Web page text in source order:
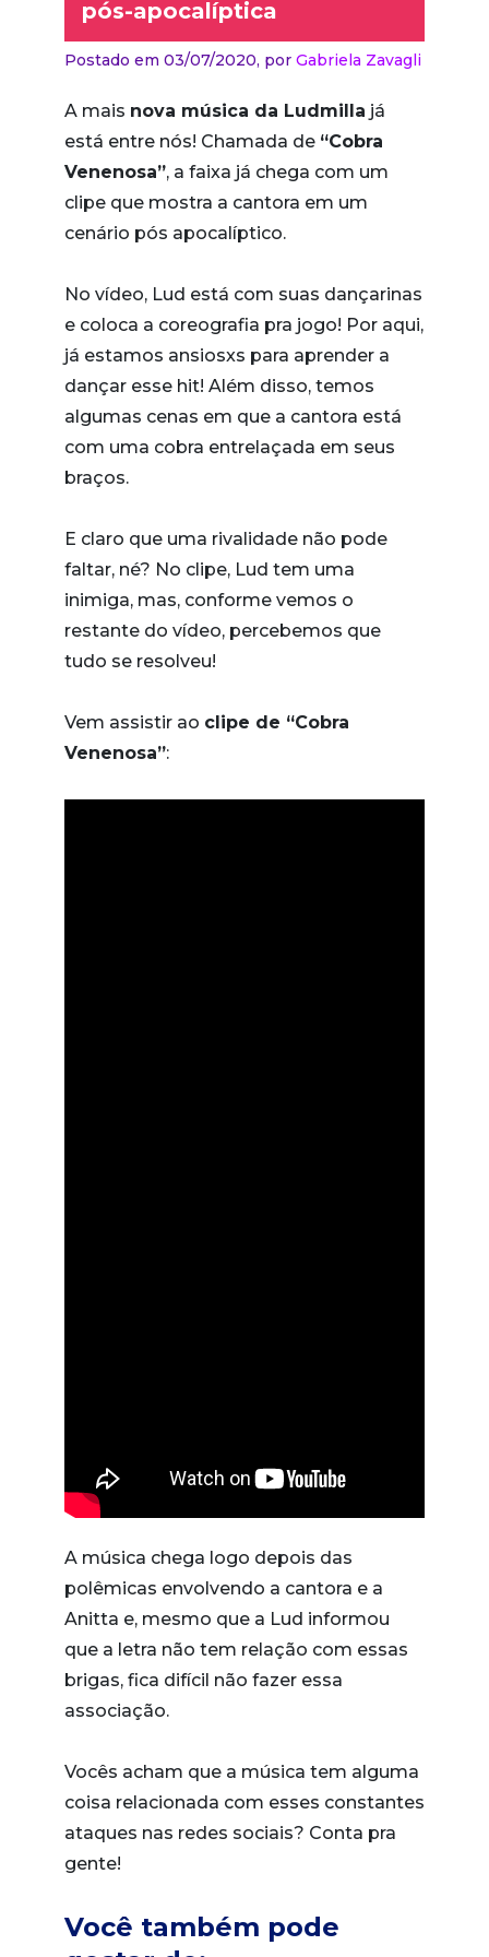
pós-apocalíptica
Postado em 03/07/2020, por Gabriela Zavagli
A mais nova música da Ludmilla já
está entre nós! Chamada de “Cobra
Venenosa”, a faixa já chega com um
clipe que mostra a cantora em um
cenário pós apocalíptico.
No vídeo, Lud está com suas dançarinas
e coloca a coreografia pra jogo! Por aqui,
já estamos ansiosxs para aprender a
dançar esse hit! Além disso, temos
algumas cenas em que a cantora está
com uma cobra entrelaçada em seus
braços.
E claro que uma rivalidade não pode
faltar, né? No clipe, Lud tem uma
inimiga, mas, conforme vemos o
restante do vídeo, percebemos que
tudo se resolveu!
Vem assistir ao clipe de “Cobra
Venenosa”:
A música chega logo depois das
polêmicas envolvendo a cantora e a
Anitta e, mesmo que a Lud informou
que a letra não tem relação com essas
brigas, fica difícil não fazer essa
associação.
Vocês acham que a música tem alguma
coisa relacionada com esses constantes
ataques nas redes sociais? Conta pra
gente!
Você também pode